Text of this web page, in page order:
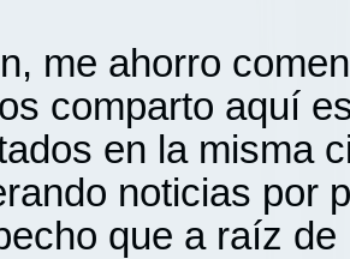
me ahorro
comparto aquí
en la misma
noticias por
que a raíz